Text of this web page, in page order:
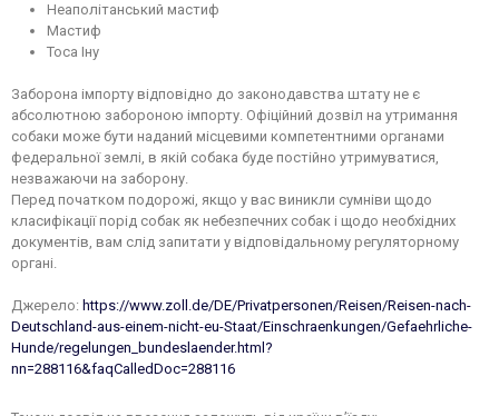
Неаполітанський мастиф
Мастиф
Тоса Іну
Заборона імпорту відповідно до законодавства штату не є
абсолютною забороною імпорту. Офіційний дозвіл на утримання
собаки може бути наданий місцевими компетентними органами
федеральної землі, в якій собака буде постійно утримуватися,
незважаючи на заборону.
Перед початком подорожі, якщо у вас виникли сумніви щодо
класифікації порід собак як небезпечних собак і щодо необхідних
документів, вам слід запитати у відповідальному регуляторному
органі.
Джерело: https://www.zoll.de/DE/Privatpersonen/Reisen/Reisen-nach-
Deutschland-aus-einem-nicht-eu-Staat/Einschraenkungen/Gefaehrliche-
Hunde/regelungen_bundeslaender.html?
nn=288116&faqCalledDoc=288116